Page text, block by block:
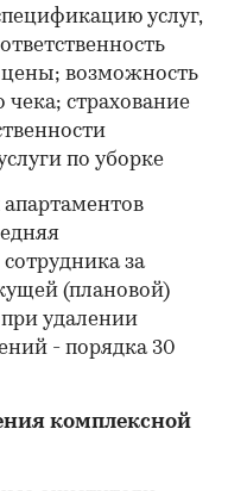
услуг,
цены; возможность
чека; страхование
по уборке
за
(плановой)
при удалении
- порядка 30
комплексной